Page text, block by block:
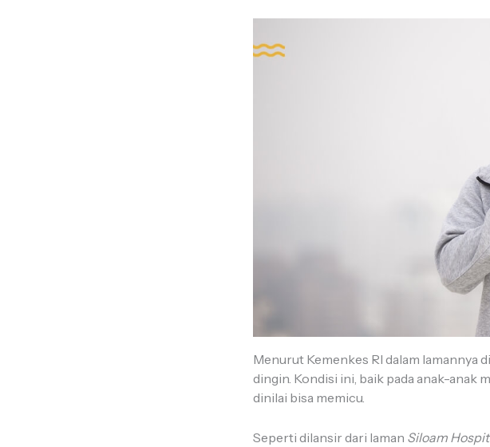
Menurut Kemenkes RI dalam lamannya
dingin. Kondisi ini, baik pada anak-anak
dinilai bisa memicu.
Seperti dilansir dari laman Siloam